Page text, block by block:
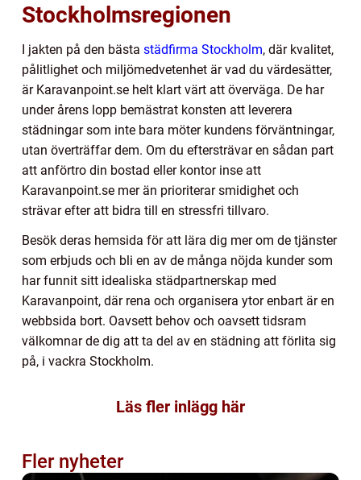
Stockholmsregionen
I jakten på den bästa städfirma Stockholm, där kvalitet,
pålitlighet och miljömedvetenhet är vad du värdesätter,
är Karavanpoint.se helt klart värt att överväga. De har
under årens lopp bemästrat konsten att leverera
städningar som inte bara möter kundens förväntningar,
utan överträffar dem. Om du eftersträvar en sådan part
att anförtro din bostad eller kontor inse att
Karavanpoint.se mer än prioriterar smidighet och
strävar efter att bidra till en stressfri tillvaro.
Besök deras hemsida för att lära dig mer om de tjänster
som erbjuds och bli en av de många nöjda kunder som
har funnit sitt idealiska städpartnerskap med
Karavanpoint, där rena och organisera ytor enbart är en
webbsida bort. Oavsett behov och oavsett tidsram
välkomnar de dig att ta del av en städning att förlita sig
på, i vackra Stockholm.
Läs fler inlägg här
Fler nyheter